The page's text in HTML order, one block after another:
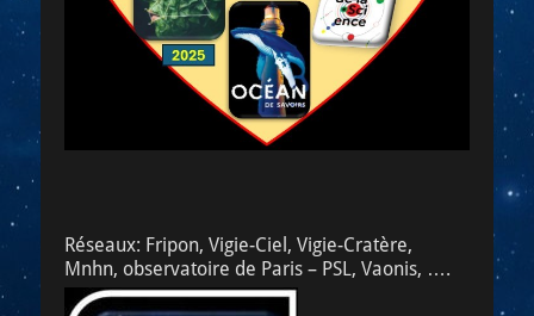
Réseaux: Fripon, Vigie-Ciel, Vigie-Cratère,
Mnhn, observatoire de Paris – PSL, Vaonis, ….